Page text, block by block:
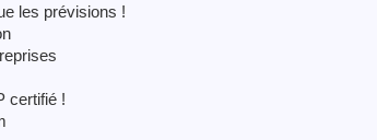
les prévisions !
certifié !